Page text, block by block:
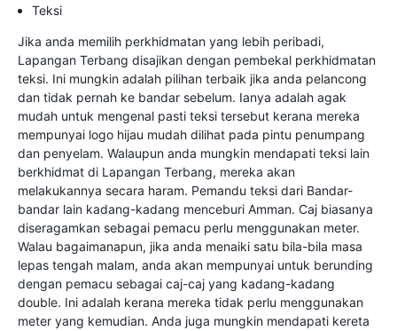
Teksi
Jika anda memilih perkhidmatan yang lebih peribadi,
Lapangan Terbang disajikan dengan pembekal perkhidmatan
teksi. Ini mungkin adalah pilihan terbaik jika anda pelancong
dan tidak pernah ke bandar sebelum. Ianya adalah agak
mudah untuk mengenal pasti teksi tersebut kerana mereka
mempunyai logo hijau mudah dilihat pada pintu penumpang
dan penyelam. Walaupun anda mungkin mendapati teksi lain
berkhidmat di Lapangan Terbang, mereka akan
melakukannya secara haram. Pemandu teksi dari Bandar-
bandar lain kadang-kadang menceburi Amman. Caj biasanya
diseragamkan sebagai pemacu perlu menggunakan meter.
Walau bagaimanapun, jika anda menaiki satu bila-bila masa
lepas tengah malam, anda akan mempunyai untuk berunding
dengan pemacu sebagai caj-caj yang kadang-kadang
double. Ini adalah kerana mereka tidak perlu menggunakan
meter yang kemudian. Anda juga mungkin mendapati kereta